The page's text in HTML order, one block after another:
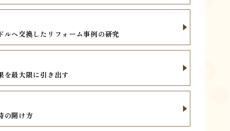
ルへ交換したリフォーム事例の研究
を最大限に引き出す
の開け方